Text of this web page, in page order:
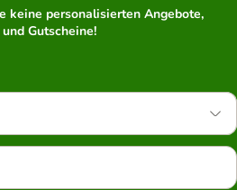
keine personalisierten Angebote,
Gutscheine!